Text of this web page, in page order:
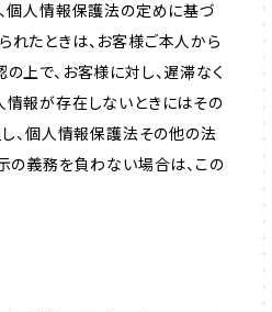
個人情報保護法の定めに基づ
れたときは、お客様ご本人から
上で、お客様に対し、遅滞なく
情報が存在しないときにはその
し、個人情報保護法その他の法
の義務を負わない場合は、この